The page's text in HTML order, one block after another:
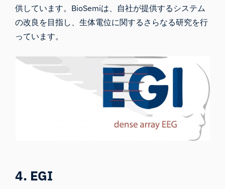
供しています。BioSemiは、自社が提供するシステム
の改良を目指し、生体電位に関するさらなる研究を行
っています。
4. EGI